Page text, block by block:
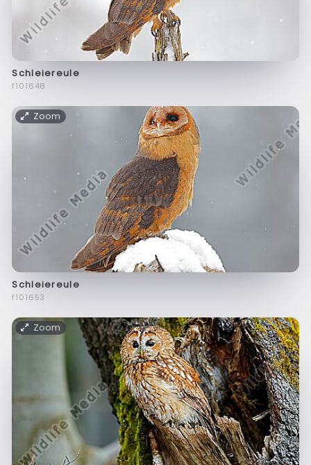
Schleiereule
f101648
Zoom
Schleiereule
f101653
Zoom